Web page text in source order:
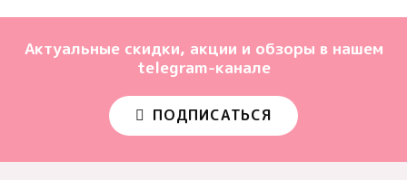
Актуальные скидки, акции и обзоры в нашем
telegram-канале
ПОДПИСАТЬСЯ